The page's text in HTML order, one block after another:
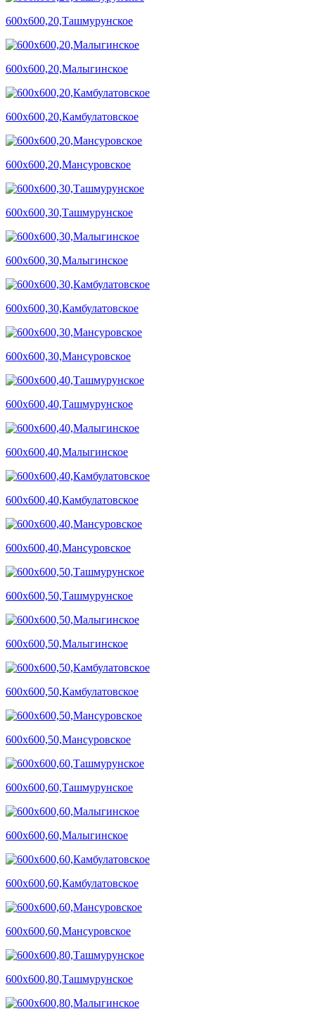
600х600,20,Ташмурунское
600х600,20,Малыгинское
600х600,20,Камбулатовское
600х600,20,Мансуровское
600х600,30,Ташмурунское
600х600,30,Малыгинское
600х600,30,Камбулатовское
600х600,30,Мансуровское
600х600,40,Ташмурунское
600х600,40,Малыгинское
600х600,40,Камбулатовское
600х600,40,Мансуровское
600х600,50,Ташмурунское
600х600,50,Малыгинское
600х600,50,Камбулатовское
600х600,50,Мансуровское
600х600,60,Ташмурунское
600х600,60,Малыгинское
600х600,60,Камбулатовское
600х600,60,Мансуровское
600х600,80,Ташмурунское